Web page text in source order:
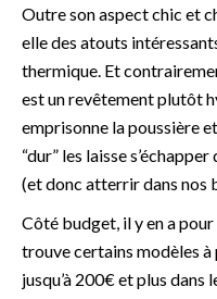
Outre son aspect chic et
elle des atouts
thermique. Et
est un revêtement plutôt
emprisonne la poussière
“dur” les laisse
(et donc atterrir dans nos
Côté budget, il y en a
trouve certains modèles
jusqu’à 200€ et plus dans